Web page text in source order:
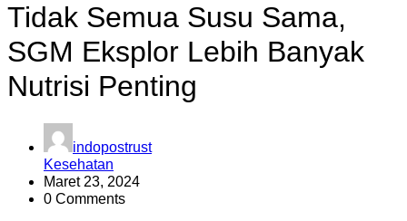
Tidak Semua Susu Sama,
SGM Eksplor Lebih Banyak
Nutrisi Penting
indopostrust
Kesehatan
Maret 23, 2024
0 Comments